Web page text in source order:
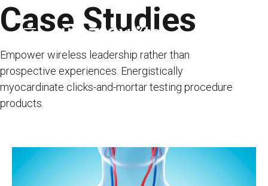
Skip
to
content
ANASAYFA
TEDAVİLER
Case Studies
Empower wireless leadership rather than
prospective experiences. Energistically
myocardinate clicks-and-mortar testing procedure
products.